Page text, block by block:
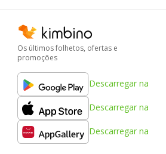
Os últimos folhetos, ofertas e
promoções
Descarregar na
Descarregar na
Descarregar na